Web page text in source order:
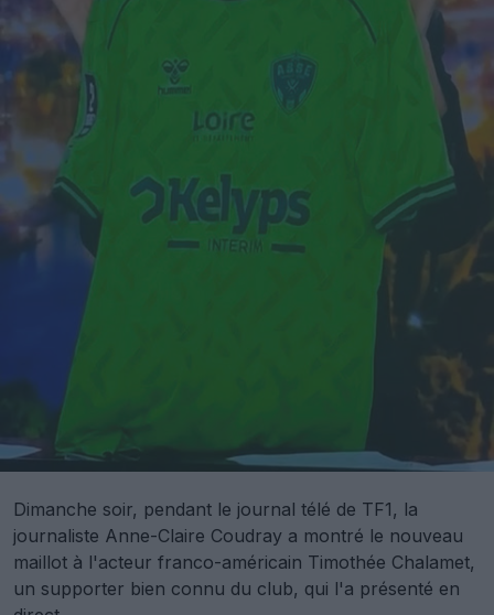
Dimanche soir, pendant le journal télé de TF1, la
journaliste Anne-Claire Coudray a montré le nouveau
maillot à l'acteur franco-américain Timothée Chalamet,
un supporter bien connu du club, qui l'a présenté en